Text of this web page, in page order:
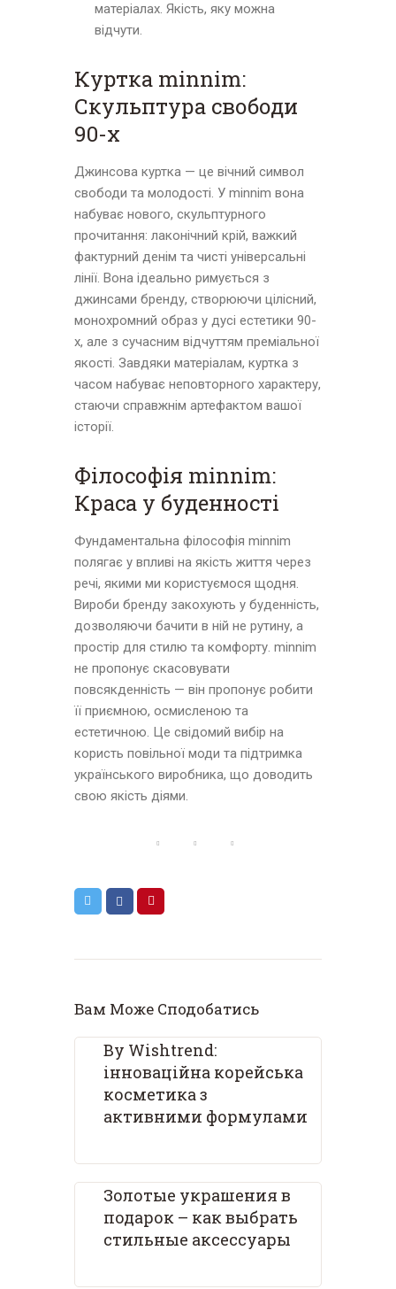
матеріалах. Якість, яку можна
відчути.
Куртка minnim:
Скульптура свободи
90-х
Джинсова куртка — це вічний символ
свободи та молодості. У minnim вона
набуває нового, скульптурного
прочитання: лаконічний крій, важкий
фактурний денім та чисті універсальні
лінії. Вона ідеально римується з
джинсами бренду, створюючи цілісний,
монохромний образ у дусі естетики 90-
х, але з сучасним відчуттям преміальної
якості. Завдяки матеріалам, куртка з
часом набуває неповторного характеру,
стаючи справжнім артефактом вашої
історії.
Філософія minnim:
Краса у буденності
Фундаментальна філософія minnim
полягає у впливі на якість життя через
речі, якими ми користуємося щодня.
Вироби бренду закохують у буденність,
дозволяючи бачити в ній не рутину, а
простір для стилю та комфорту. minnim
не пропонує скасовувати
повсякденність — він пропонує робити
її приємною, осмисленою та
естетичною. Це свідомий вибір на
користь повільної моди та підтримка
українського виробника, що доводить
свою якість діями.
Вам Може Сподобатись
By Wishtrend:
інноваційна корейська
косметика з
активними формулами
Золотые украшения в
подарок – как выбрать
стильные аксессуары